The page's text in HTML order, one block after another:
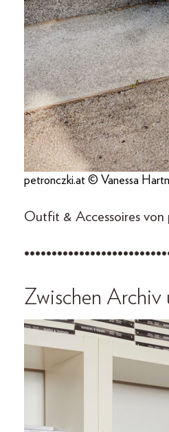
petronczki.at © Vanessa
Outfit & Accessoires von
Zwischen